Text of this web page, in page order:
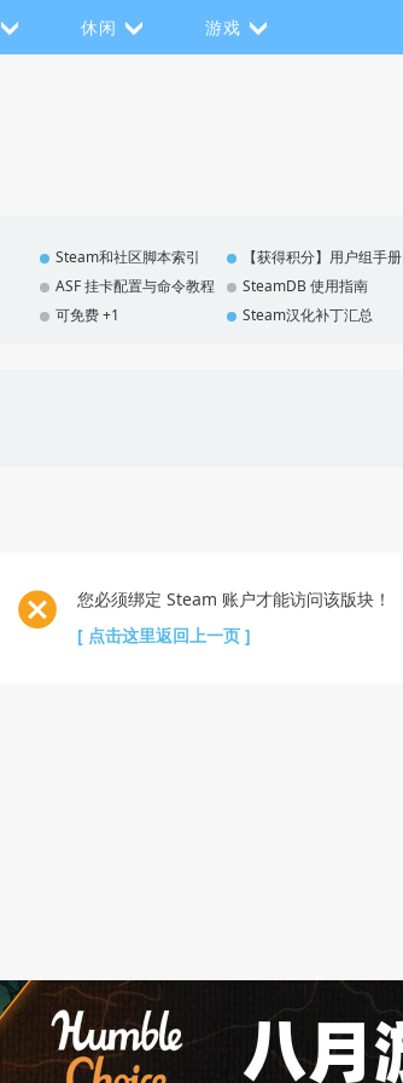
休闲 游戏
Steam和社区脚本索引
【获得积分】用户组手册
ASF 挂卡配置与命令教程
SteamDB 使用指南
可免费 +1 Steam汉化补丁汇总
您必须绑定 Steam 账户才能访问该版块！
[ 点击这里返回上一页 ]